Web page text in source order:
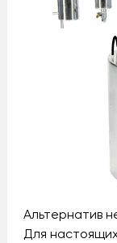
Альтернатив
Для